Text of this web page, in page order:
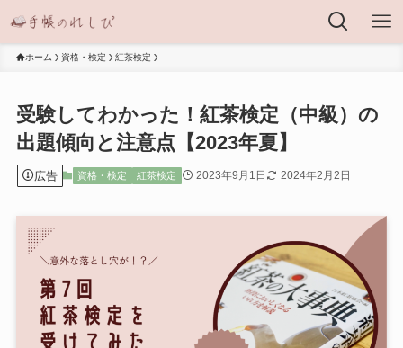
ホーム 資格・検定 紅茶検定
受験してわかった！紅茶検定（中級）の
出題傾向と注意点【2023年夏】
広告 資格・検定 紅茶検定 2023年9月1日 2024年2月2日